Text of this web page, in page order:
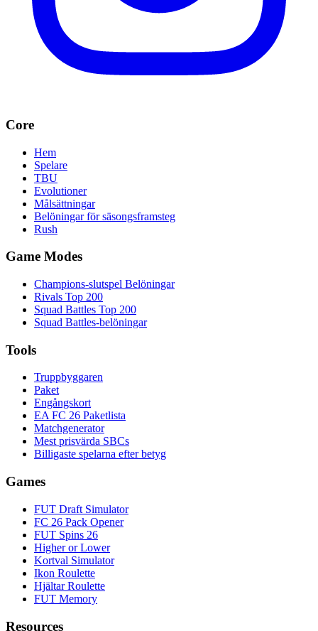
Core
Hem
Spelare
TBU
Evolutioner
Målsättningar
Belöningar för säsongsframsteg
Rush
Game Modes
Champions-slutspel Belöningar
Rivals Top 200
Squad Battles Top 200
Squad Battles-belöningar
Tools
Truppbyggaren
Paket
Engångskort
EA FC 26 Paketlista
Matchgenerator
Mest prisvärda SBCs
Billigaste spelarna efter betyg
Games
FUT Draft Simulator
FC 26 Pack Opener
FUT Spins 26
Higher or Lower
Kortval Simulator
Ikon Roulette
Hjältar Roulette
FUT Memory
Resources